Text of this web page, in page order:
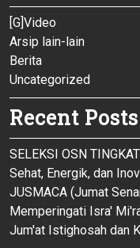
[G]Video
Arsip lain-lain
Berita
Uncategorized
Recent Posts
SELEKSI OSN
Sehat, Energik, dan
JUSMACA (Jumat
Memperingati Isra'
Jum'at Istighosah dan